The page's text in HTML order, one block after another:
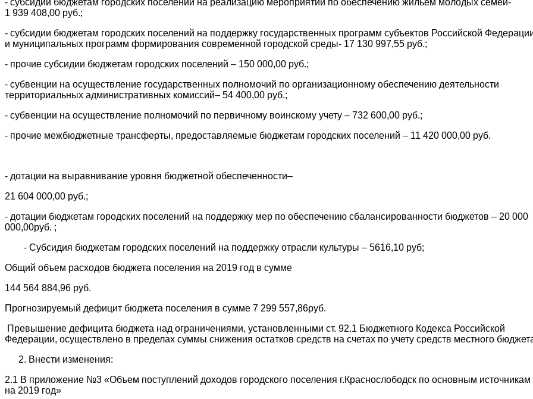
1 939 408,00 руб.;
- субсидии бюджетам городских поселений на поддержку государственных программ субъектов Российской
и муниципальных программ формирования современной городской среды- 17 130 997,55 руб.;
- прочие субсидии бюджетам городских поселений – 150 000,00 руб.;
- субвенции на осуществление государственных полномочий по организационному обеспечению деятельности
территориальных административных комиссий– 54 400,00 руб.;
- субвенции на осуществление полномочий по первичному воинскому учету – 732 600,00 руб.;
- прочие межбюджетные трансферты, предоставляемые бюджетам городских поселений – 11 420 000,00 руб.
- дотации на выравнивание уровня бюджетной обеспеченности–
21 604 000,00 руб.;
- дотации бюджетам городских поселений на поддержку мер по обеспечению сбалансированности бюджетов – 20 000
000,00руб. ;
- Субсидия бюджетам городских поселений на поддержку отрасли культуры – 5616,10 руб;
Общий объем расходов бюджета поселения на 2019 год в сумме
144 564 884,96 руб.
Прогнозируемый дефицит бюджета поселения в сумме 7 299 557,86руб.
Превышение дефицита бюджета над ограничениями, установленными ст. 92.1 Бюджетного Кодекса Российской
Федерации, осуществлено в пределах суммы снижения остатков средств на счетах по учету средств местного
Внести изменения:
2.1 В приложение №3 «Объем поступлений доходов городского поселения г.Краснослободск по основным источникам
на 2019 год»